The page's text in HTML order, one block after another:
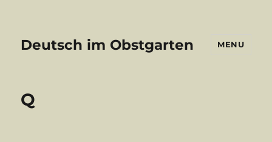
Deutsch im Obstgarten MENU
Q